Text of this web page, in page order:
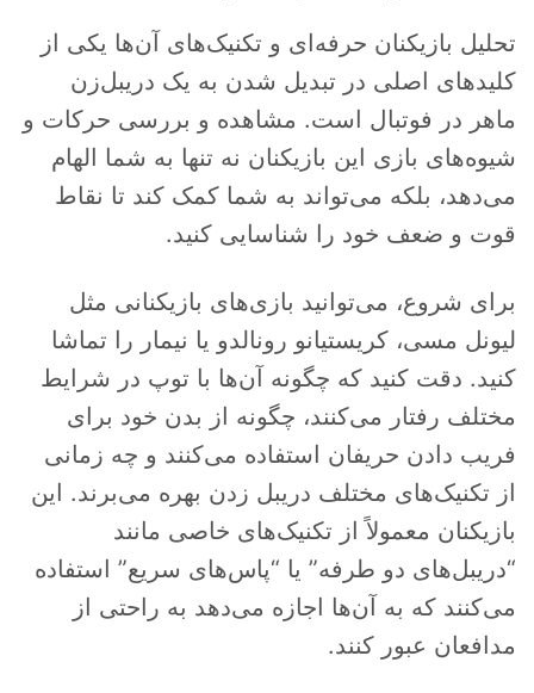
تحلیل بازیکنان حرفه‌ای و تکنیک‌های آن‌ها یکی از
کلیدهای اصلی در تبدیل شدن به یک دریبل‌زن
ماهر در فوتبال است. مشاهده و بررسی حرکات و
شیوه‌های بازی این بازیکنان نه تنها به شما الهام
می‌دهد، بلکه می‌تواند به شما کمک کند تا نقاط
قوت و ضعف خود را شناسایی کنید.
برای شروع، می‌توانید بازی‌های بازیکنانی مثل
لیونل مسی، کریستیانو رونالدو یا نیمار را تماشا
کنید. دقت کنید که چگونه آن‌ها با توپ در شرایط
مختلف رفتار می‌کنند، چگونه از بدن خود برای
فریب دادن حریفان استفاده می‌کنند و چه زمانی
از تکنیک‌های مختلف دریبل زدن بهره می‌برند. این
بازیکنان معمولاً از تکنیک‌های خاصی مانند
“دریبل‌های دو طرفه” یا “پاس‌های سریع” استفاده
می‌کنند که به آن‌ها اجازه می‌دهد به راحتی از
مدافعان عبور کنند.